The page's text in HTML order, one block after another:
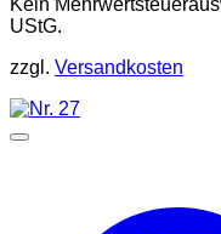
Kein
UStG.
zzgl. Versandkosten